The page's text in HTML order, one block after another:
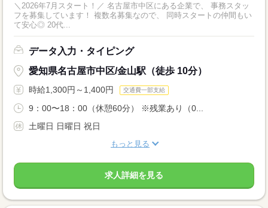
＼2026年7月スタート！／ 名古屋市中区にある企業で、 事務スタッ
フを募集しています！ 複数名募集なので、 同時スタートの仲間もい
て安心◎ 20代...
データ入力・タイピング
愛知県名古屋市中区/金山駅（徒歩 10分）
時給1,300円～1,400円 交通費一部支給
9：00〜18：00（休憩60分） ※残業あり（0...
土曜日 日曜日 祝日
もっと見る
求人詳細を見る